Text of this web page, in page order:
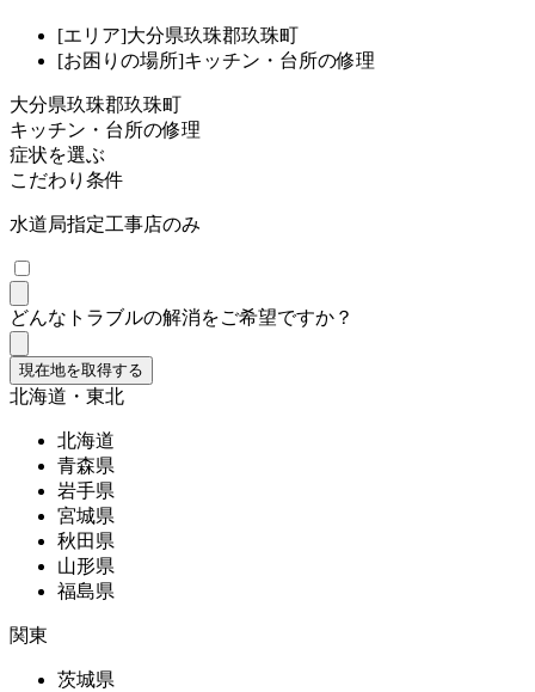
[エリア]大分県玖珠郡玖珠町
[お困りの場所]キッチン・台所の修理
大分県玖珠郡玖珠町
キッチン・台所の修理
症状を選ぶ
こだわり条件
水道局指定工事店のみ
どんなトラブルの解消をご希望ですか？
現在地を取得する
北海道・東北
北海道
青森県
岩手県
宮城県
秋田県
山形県
福島県
関東
茨城県